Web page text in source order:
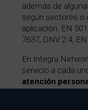
además de
según sectores o
aplicación: EN
7637, DNV 2.4,
En Integra
servicio a cada
atención